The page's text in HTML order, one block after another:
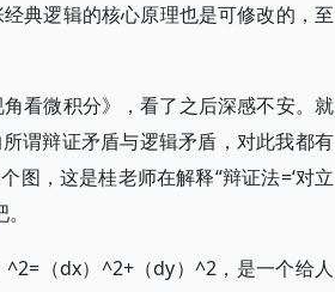
典逻辑的核心原理也是可修改的，至
看微积分》，看了之后深感不安。就
谓辩证矛盾与逻辑矛盾，对此我都有
图，这是桂老师在解释“辩证法=‘对立
^2=（dx）^2+（dy）^2，是一个给人